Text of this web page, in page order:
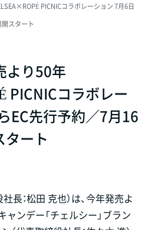
PICNICコラボレーション 7月6日
スタート
より50年
PICNICコラボレー
EC先行予約／7月16
タート
長：松田 克也）は、今年発売よ
ンデー「チェルシー」ブラン